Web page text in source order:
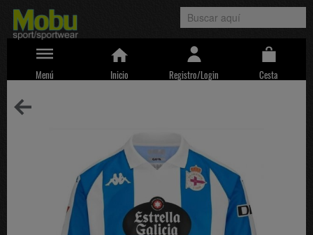
Menú Inicio Registro/Login Cesta